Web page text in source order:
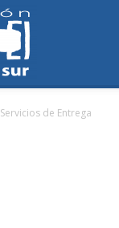
Servicios de Entrega